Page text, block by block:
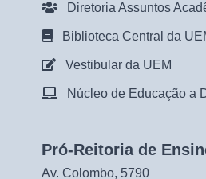
Diretoria Assuntos
Biblioteca Central da
Vestibular da UEM
Núcleo de Educação a
Pró-Reitoria de
Av. Colombo, 5790